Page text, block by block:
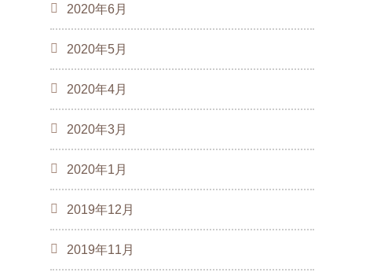
2020年6月
2020年5月
2020年4月
2020年3月
2020年1月
2019年12月
2019年11月